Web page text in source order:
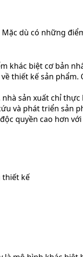
dù có những
khác biệt cơ bản
thiết kế sản
sản xuất chỉ
và phát triển sản
quyền cao hơn
thiết kế